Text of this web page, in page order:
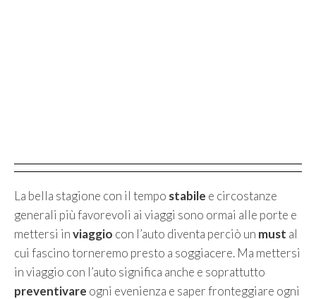
La bella stagione con il tempo stabile e circostanze
generali più favorevoli ai viaggi sono ormai alle porte e
mettersi inviaggio con l’auto diventa perciò un must al
cui fascino torneremo presto a soggiacere. Ma mettersi
in viaggio con l’auto significa anche e soprattutto
preventivare ogni evenienza e saper fronteggiare ogni